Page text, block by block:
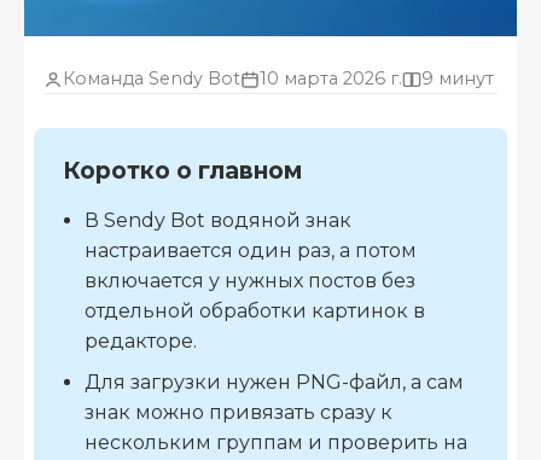
Команда Sendy Bot 10 марта 2026 г. 9 минут
Коротко о главном
В Sendy Bot водяной знак
настраивается один раз, а потом
включается у нужных постов без
отдельной обработки картинок в
редакторе.
Для загрузки нужен PNG-файл, а сам
знак можно привязать сразу к
нескольким группам и проверить на